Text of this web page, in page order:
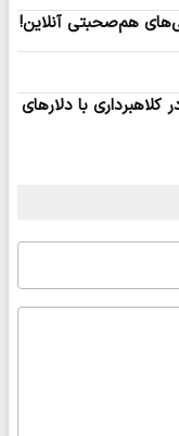
هم‌صحبتی آنلاین!
با دلارهای